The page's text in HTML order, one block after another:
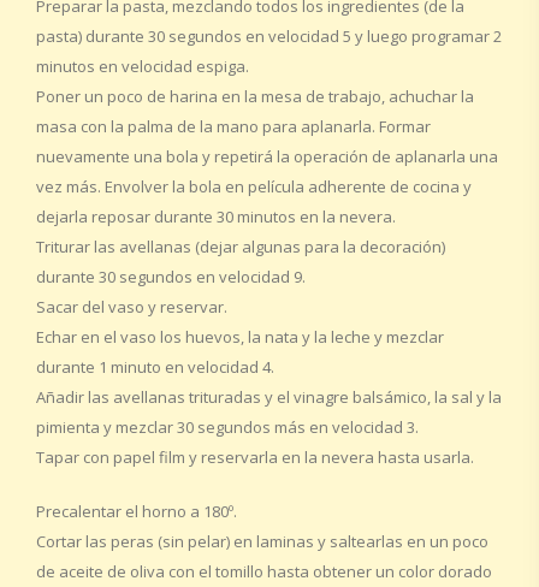
Preparar la pasta, mezclando todos los ingredientes (de la
pasta) durante 30 segundos en velocidad 5 y luego programar 2
minutos en velocidad espiga.
Poner un poco de harina en la mesa de trabajo, achuchar la
masa con la palma de la mano para aplanarla. Formar
nuevamente una bola y repetirá la operación de aplanarla una
vez más. Envolver la bola en película adherente de cocina y
dejarla reposar durante 30 minutos en la nevera.
Triturar las avellanas (dejar algunas para la decoración)
durante 30 segundos en velocidad 9.
Sacar del vaso y reservar.
Echar en el vaso los huevos, la nata y la leche y mezclar
durante 1 minuto en velocidad 4.
Añadir las avellanas trituradas y el vinagre balsámico, la sal y la
pimienta y mezclar 30 segundos más en velocidad 3.
Tapar con papel film y reservarla en la nevera hasta usarla.
Precalentar el horno a 180º.
Cortar las peras (sin pelar) en laminas y saltearlas en un poco
de aceite de oliva con el tomillo hasta obtener un color dorado